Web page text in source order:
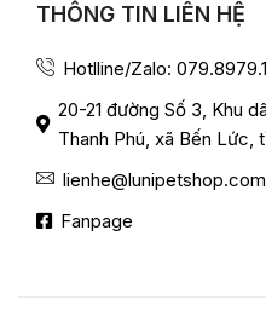
THÔNG TIN LIÊN HỆ
Hotlline/Zalo:
20-21 đường Số 3, Khu
Thanh Phú, xã Bến Lức,
lienhe@lunipetshop.com
Fanpage